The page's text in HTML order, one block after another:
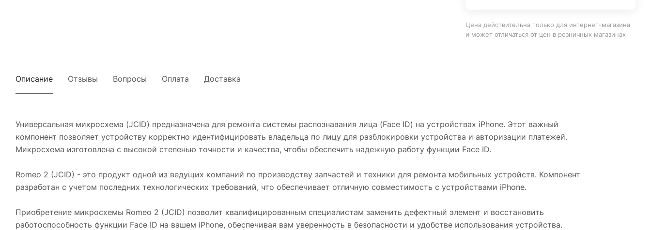
Цена действительна только для интернет-магазина
и может отличаться от цен в розничных магазинах
Описание Отзывы Вопросы Оплата Доставка
Универсальная микросхема (JCID) предназначена для ремонта системы распознавания лица (Face ID) на устройствах iPhone. Этот важный
компонент позволяет устройству корректно идентифицировать владельца по лицу для разблокировки устройства и авторизации платежей.
Микросхема изготовлена с высокой степенью точности и качества, чтобы обеспечить надежную работу функции Face ID.
Romeo 2 (JCID) - это продукт одной из ведущих компаний по производству запчастей и техники для ремонта мобильных устройств. Компонент
разработан с учетом последних технологических требований, что обеспечивает отличную совместимость с устройствами iPhone.
Приобретение микросхемы Romeo 2 (JCID) позволит квалифицированным специалистам заменить дефектный элемент и восстановить
работоспособность функции Face ID на вашем iPhone, обеспечивая вам уверенность в безопасности и удобстве использования устройства.